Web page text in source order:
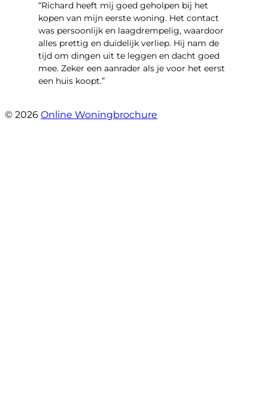
“Richard heeft mij goed geholpen bij het
kopen van mijn eerste woning. Het contact
was persoonlijk en laagdrempelig, waardoor
alles prettig en duidelijk verliep. Hij nam de
tijd om dingen uit te leggen en dacht goed
mee. Zeker een aanrader als je voor het eerst
een huis koopt.”
© 2026 Online Woningbrochure